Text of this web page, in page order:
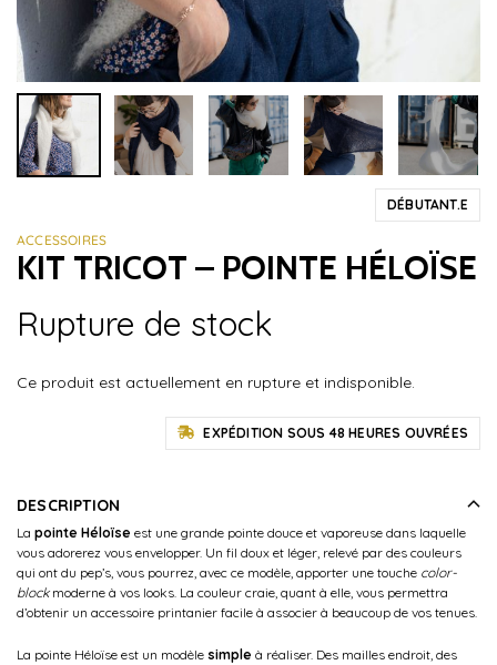
DÉBUTANT.E
ACCESSOIRES
KIT TRICOT – POINTE HÉLOÏSE
Rupture de stock
Ce produit est actuellement en rupture et indisponible.
EXPÉDITION SOUS 48 HEURES OUVRÉES
DESCRIPTION
La pointe Héloïse est une grande pointe douce et vaporeuse dans laquelle
vous adorerez vous envelopper. Un fil doux et léger, relevé par des couleurs
qui ont du pep’s, vous pourrez, avec ce modèle, apporter une touche color-
blockmoderne à vos looks. La couleur craie, quant à elle, vous permettra
d’obtenir un accessoire printanier facile à associer à beaucoup de vos tenues.
La pointe Héloïse est un modèle simple à réaliser. Des mailles endroit, des